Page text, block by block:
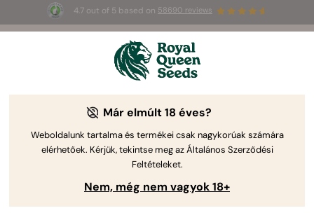
4.7 out of 5 based on 58690 reviews
Triple G Autoaz első 100-nak,
Már elmúlt 18 éves?
Weboldalunk tartalma és termékei csak nagykorúak számára
elérhetőek. Kérjük, tekintse meg az Általános Szerződési
Feltételeket.
Nem, még nem vagyok 18+